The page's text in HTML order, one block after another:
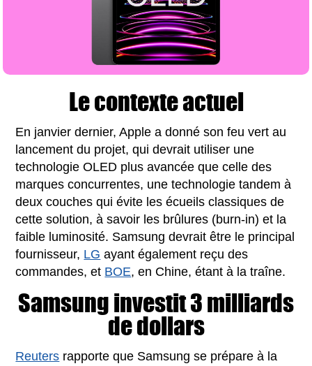
Le contexte actuel
En janvier dernier, Apple a donné son feu vert au
lancement du projet, qui devrait utiliser une
technologie OLED plus avancée que celle des
marques concurrentes, une technologie tandem à
deux couches qui évite les écueils classiques de
cette solution, à savoir les brûlures (burn-in) et la
faible luminosité. Samsung devrait être le principal
fournisseur, LG ayant également reçu des
commandes, et BOE, en Chine, étant à la traîne.
Samsung investit 3 milliards
de dollars
Reuters rapporte que Samsung se prépare à la